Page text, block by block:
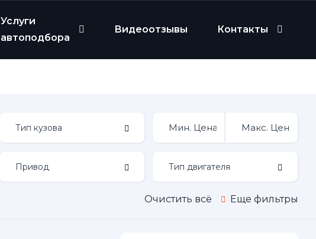
Услуги
автоподбора
Видеоотзывы Контакты
Очистить всё Еще фильтры